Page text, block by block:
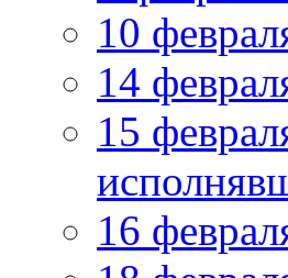
10
14
15
16